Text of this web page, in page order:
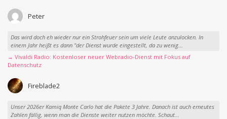
Peter
Das wird doch eh wieder nur ein Strohfeuer sein um viele Leute anzulocken. In
einem Jahr heißt es dann "der Dienst wurde eingestellt, da zu wenig...
→ Vivaldi Radio: Kostenloser neuer Webradio-Dienst mit Fokus auf
Datenschutz
Fireblade2
Unser 2026er Kamiq Monte Carlo hat die Pakete 3 Jahre. Danach ist auch erneutes
Zahlen fällig, wenn man die Dienste weiter nutzen möchte. Schaut...